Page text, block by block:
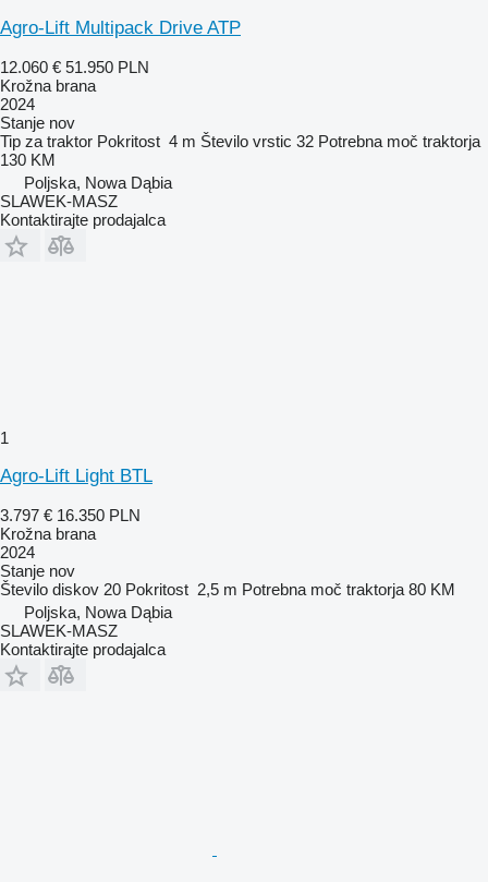
Agro-Lift Multipack Drive ATP
12.060 € 51.950 PLN
Krožna brana
2024
Stanje nov
Tip za traktor Pokritost 4 m Število vrstic 32 Potrebna moč traktorja
130 KM
Poljska, Nowa Dąbia
SLAWEK-MASZ
Kontaktirajte prodajalca
1
Agro-Lift Light BTL
3.797 € 16.350 PLN
Krožna brana
2024
Stanje nov
Število diskov 20 Pokritost 2,5 m Potrebna moč traktorja 80 KM
Poljska, Nowa Dąbia
SLAWEK-MASZ
Kontaktirajte prodajalca